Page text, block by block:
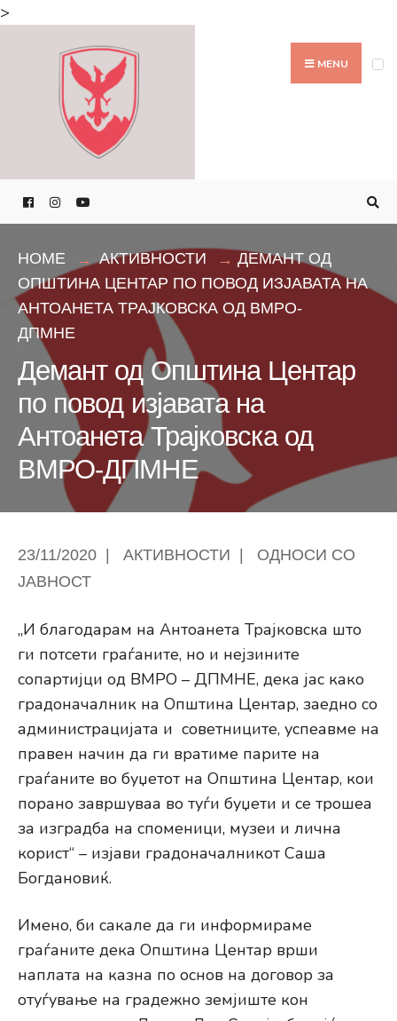
>
MENU
HOME АКТИВНОСТИ
ДЕМАНТ ОД
ОПШТИНА ЦЕНТАР ПО ПОВОД ИЗЈАВАТА НА
АНТОАНЕТА ТРАЈКОВСКА ОД ВМРО-
ДПМНЕ
Демант од Општина Центар
по повод изјавата на
Антоанета Трајковска од
ВМРО-ДПМНЕ
23/11/2020 АКТИВНОСТИ
ОДНОСИ СО
ЈАВНОСТ
„И благодарам на Антоанета Трајковска што
ги потсети граѓаните, но и нејзините
сопартијци од ВМРО – ДПМНЕ, дека јас како
градоначалник на Општина Центар, заедно со
администрацијата и советниците, успеавме на
правен начин да ги вратиме парите на
граѓаните во буџетот на Општина Центар, кои
порано завршуваа во туѓи буџети и се трошеа
за изградба на споменици, музеи и лична
корист“ – изјави градоначалникот Саша
Богдановиќ.
Имено, би сакале да ги информираме
граѓаните дека Општина Центар врши
наплата на казна по основ на договор за
отуѓување на градежно земјиште кон